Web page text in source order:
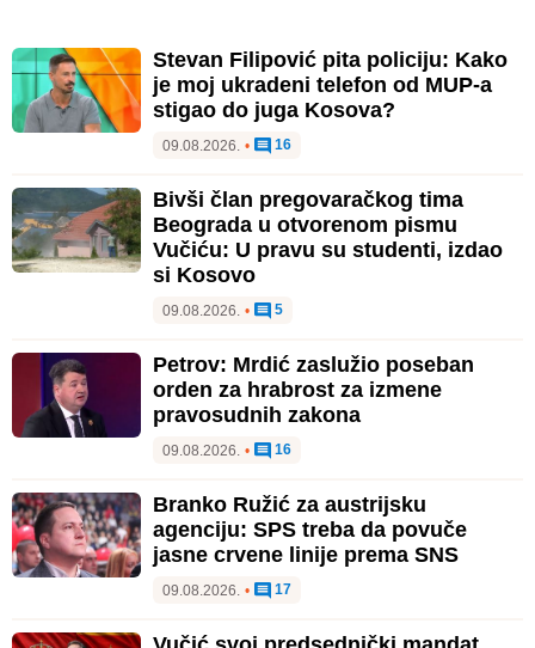
Stevan Filipović pita policiju: Kako
je moj ukradeni telefon od MUP-a
stigao do juga Kosova?
09.08.2026. • 16
Bivši član pregovaračkog tima
Beograda u otvorenom pismu
Vučiću: U pravu su studenti, izdao
si Kosovo
09.08.2026. • 5
Petrov: Mrdić zaslužio poseban
orden za hrabrost za izmene
pravosudnih zakona
09.08.2026. • 16
Branko Ružić za austrijsku
agenciju: SPS treba da povuče
jasne crvene linije prema SNS
09.08.2026. • 17